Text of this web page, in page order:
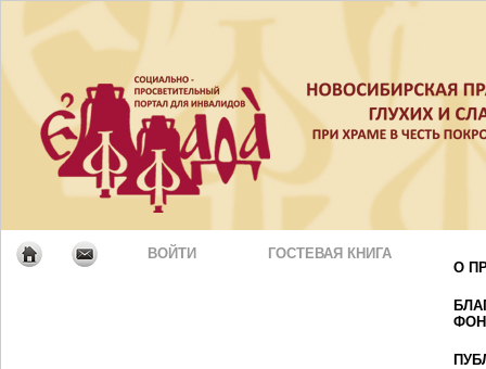
ВОЙТИ
ГОСТЕВАЯ КНИГА
О